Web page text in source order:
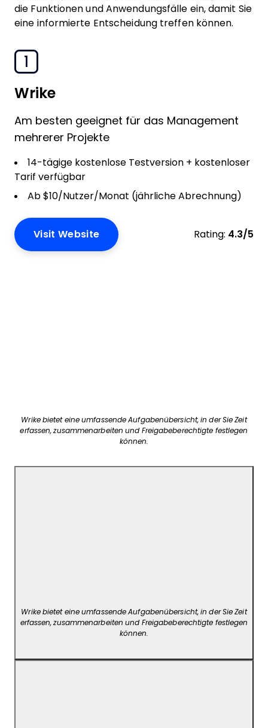
die Funktionen und Anwendungsfälle ein, damit Sie
eine informierte Entscheidung treffen können.
1
Wrike
Am besten geeignet für das Management
mehrerer Projekte
14-tägige kostenlose Testversion + kostenloser
Tarif verfügbar
Ab $10/Nutzer/Monat (jährliche Abrechnung)
Visit Website Rating: 4.3/5
Wrike bietet eine umfassende Aufgabenübersicht, in der Sie Zeit
erfassen, zusammenarbeiten und Freigabeberechtigte festlegen
können.
Wrike bietet eine umfassende Aufgabenübersicht, in der Sie Zeit
erfassen, zusammenarbeiten und Freigabeberechtigte festlegen
können.